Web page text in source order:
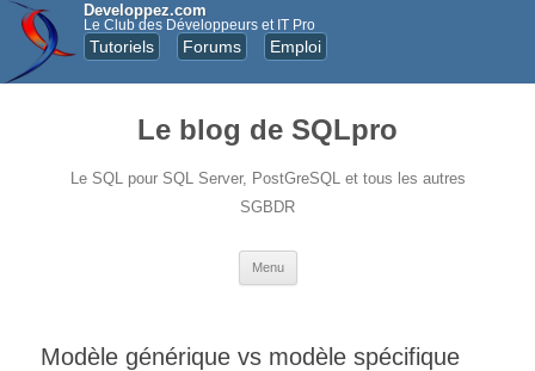
Developpez.com
Le Club des Développeurs et IT Pro
Tutoriels Forums Emploi
Le blog de SQLpro
Le SQL pour SQL Server, PostGreSQL et tous les autres
SGBDR
Menu
Modèle générique vs modèle spécifique